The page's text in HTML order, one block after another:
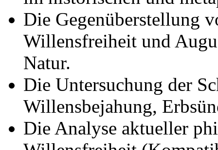
Die Gegenüberstellung
Willensfreiheit und
Natur.
Die Untersuchung der
Willensbejahung,
Die Analyse aktueller